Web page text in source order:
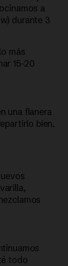
a
durante 3
más
15-20
una flanera
bien.
todo